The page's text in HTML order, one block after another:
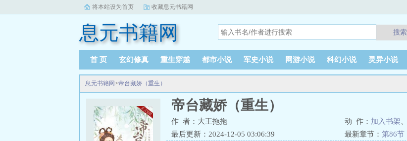
将本站设为首页 收藏息元书籍网
息元书籍网 搜索
首 页 玄幻修真 重生穿越 都市小说 军史小说 网游小说 科幻小说 灵异小说
息元书籍网>帝台藏娇（重生）
帝台藏娇（重生）
作 者：大王拖拖 动 作： 加入书架
最后更新：2024-12-05 03:06:39
最新章节： 第86节